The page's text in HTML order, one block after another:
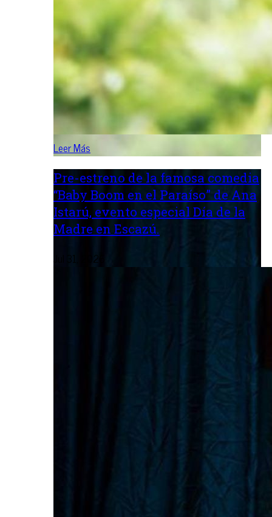
Leer Más
Pre-estreno de la famosa comedia
“Baby Boom en el Paraíso” de Ana
Istarú, evento especial Día de la
Madre en Escazú.
Jul 31, 2026